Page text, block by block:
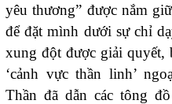
yêu thương” được nắm
để đặt mình dưới sự chỉ
xung đột được giải
‘cảnh vực thần linh’
Thần đã dẫn các tông